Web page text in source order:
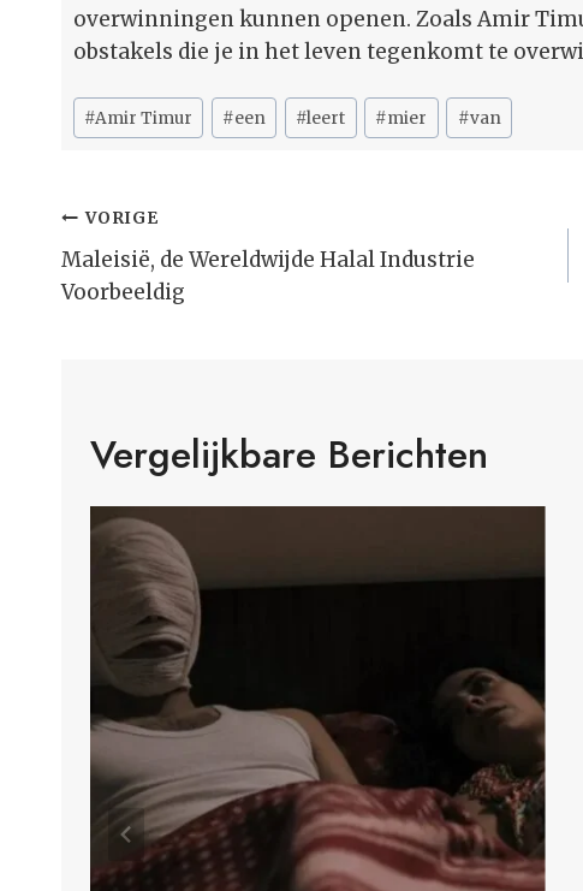
overwinningen kunnen openen. Zoals Amir
obstakels die je in het leven tegenkomt te
Bericht
tags:
#Amir Timur #een #leert #mier #van
Bericht
Navigatie
VORIGE
Maleisië, de Wereldwijde Halal Industrie
Voorbeeldig
Vergelijkbare Berichten